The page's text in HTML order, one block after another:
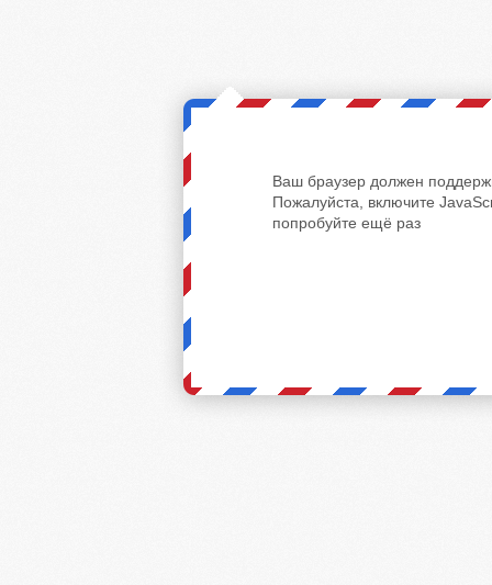
Ваш браузер должен
Пожалуйста, включите
попробуйте ещё раз